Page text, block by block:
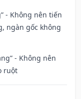
- Không nên tiến
ngàn gốc không
- Không nên
ruột